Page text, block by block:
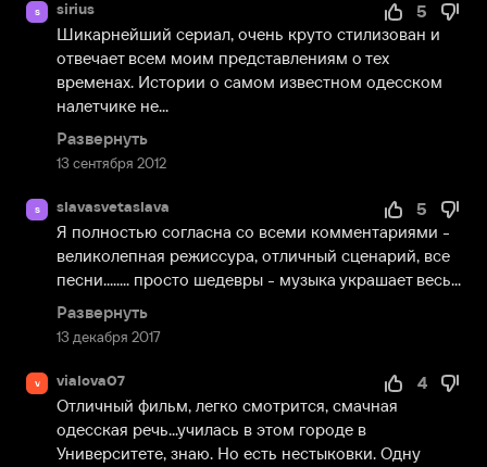
s sirius
13 сентября 2012
5
Шикарнейший сериал, очень круто стилизован и
отвечает всем моим представлениям о тех
временах. Истории о самом известном одесском
налетчике не...
Развернуть
s slavasvetaslava
13 декабря 2017
5
Я полностью согласна со всеми комментариями -
великолепная режиссура, отличный сценарий, все
песни........ просто шедевры - музыка украшает весь...
Развернуть
v vialova07
4
Отличный фильм, легко смотрится, смачная
одесская речь...училась в этом городе в
Университете, знаю. Но есть нестыковки. Одну